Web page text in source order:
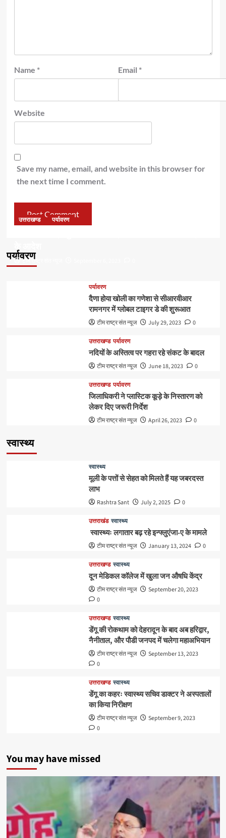
Name * Email *
Website
Save my name, email, and website in this browser for
the next time I comment.
पर्यावरण
उत्तराखण्ड पर्यावरण
के आदेश
टीम राष्ट्र संत न्यूज
पर्यावरण
दैणा होया खोली का गणेशा से सीआरवीआर
रामनगर में ग्लोबल टाइगर डे की शुरूआत
टीम राष्ट्र संत न्यूज July 29, 2023 0
उत्तराखण्ड पर्यावरण
नदियों के अस्तित्व पर गहरा रहे संकट के बादल
टीम राष्ट्र संत न्यूज June 18, 2023 0
उत्तराखण्ड पर्यावरण
जिलाधिकरी ने प्लास्टिक कूड़े के निस्तारण को
लेकर दिए जरूरी निर्देश
टीम राष्ट्र संत न्यूज April 26, 2023 0
स्वास्थ्य
स्वास्थ्य
मूली के पत्तों से सेहत को मिलते हैं यह जबरदस्त
लाभ
Rashtra Sant July 2, 2025 0
उत्तराखंड स्वास्थ्य
स्वास्थ्यः लगातार बढ़ रहे इन्फ्लुएंजा-ए के मामले
टीम राष्ट्र संत न्यूज January 13, 2024 0
उत्तराखण्ड स्वास्थ्य
दून मेडिकल कॉलेज में खुला जन औषधि केंद्र
टीम राष्ट्र संत न्यूज
September 20, 2023
0
उत्तराखण्ड स्वास्थ्य
डेंगू की रोकथाम को देहरादून के बाद अब हरिद्वार,
नैनीताल, और पौडी जनपद में चलेगा महाअभियान
टीम राष्ट्र संत न्यूज
September 13, 2023
0
उत्तराखण्ड स्वास्थ्य
डेंगू का कहरः स्वास्थ्य सचिव डाक्टर ने अस्पतालों
का किया निरीक्षण
टीम राष्ट्र संत न्यूज
September 9, 2023
0
You may have missed